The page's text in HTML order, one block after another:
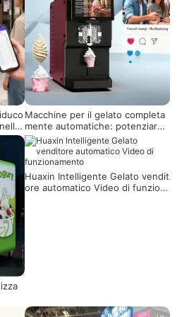
Macchine per il gelato completa
mente automatiche: potenziare i
marchi artigianali di gelato, un n
uovo motore per salvaguardare l
a qualità e attivare il marketing
Huaxin Intelligente Gelato vendit
ore automatico Video di funzion